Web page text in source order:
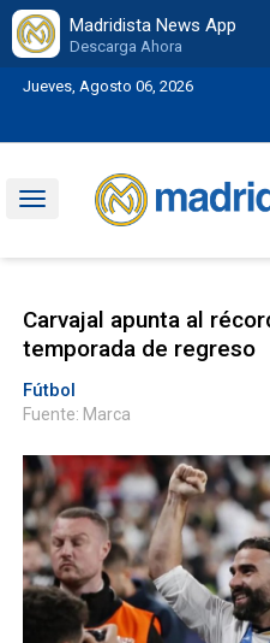
Madridista News App
Descarga Ahora
Jueves, Agosto 06, 2026
Toggle
Carvajal apunta al
temporada de regreso
Fútbol
Fuente: Marca